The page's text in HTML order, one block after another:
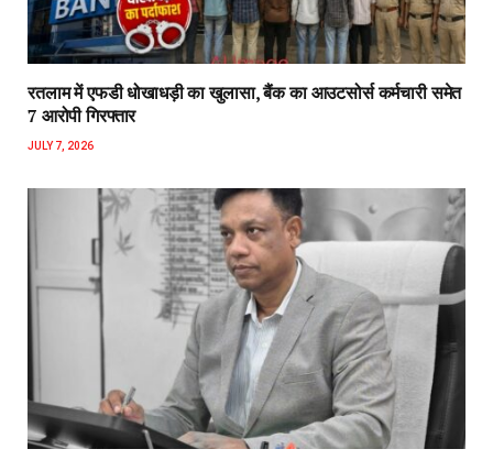
रतलाम में एफडी धोखाधड़ी का खुलासा, बैंक का आउटसोर्स कर्मचारी समेत
7 आरोपी गिरफ्तार
JULY 7, 2026